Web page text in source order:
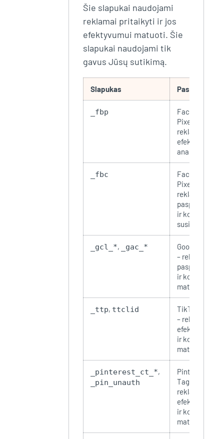
Šie slapukai naudojami
reklamai pritaikyti ir jos
efektyvumui matuoti. Šie
slapukai naudojami tik
gavus Jūsų sutikimą.
Slapukas Paskirtis
_fbp
Facebook
Pixel –
reklamos
efektyvumo
analizė
_fbc
Facebook
Pixel –
reklamos
paspaudimų
ir konversijų
susiejimas
_gcl_*, _gac_*
Google Ads
– reklamos
paspaudimų
ir konversijų
matavimas
_ttp, ttclid
TikTok Pixel
– reklamos
efektyvumo
ir konversijų
matavimas
_pinterest_ct_*,
_pin_unauth
Pinterest
Tag –
reklamos
efektyvumo
ir konversijų
matavimas